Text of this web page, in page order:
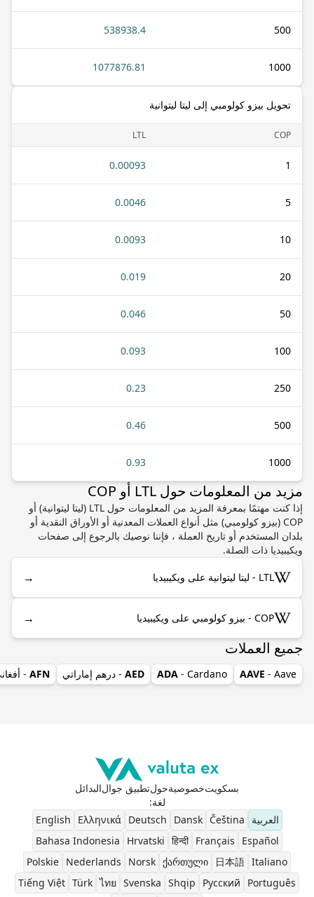
500
538938.4
1000
1077876.81
تحويل بيزو كولومبي إلى ليتا ليتوانية
COP
LTL
1
0.00093
5
0.0046
10
0.0093
20
0.019
50
0.046
100
0.093
250
0.23
500
0.46
1000
0.93
مزيد من المعلومات حول LTL أو COP
إذا كنت مهتمًا بمعرفة المزيد من المعلومات حول LTL (ليتا ليتوانية) أو
COP (بيزو كولومبي) مثل أنواع العملات المعدنية أو الأوراق النقدية أو
بلدان المستخدم أو تاريخ العملة ، فإننا نوصيك بالرجوع إلى صفحات
ويكيبيديا ذات الصلة.
LTL - ليتا ليتوانية على ويكيبيديا →
COP - بيزو كولومبي على ويكيبيديا →
جميع العملات
AAVE - Aave
ADA - Cardano
AED - درهم إماراتي AFN
-
بسكويتخصوصيةحولتطبيق جوالالبدائل
لغة:
العربية
Čeština
Dansk
Deutsch
Ελληνικά
English
Español
Français
हिन्दी
Hrvatski
Bahasa Indonesia
Italiano
日本語
ქართული
Norsk
Nederlands
Polskie
Português
Pусский
Shqip
Svenska
ไทย
Türk
Tiếng Việt